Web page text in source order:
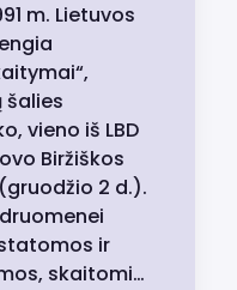
m. Lietuvos
šalies
vieno iš LBD
Biržiškos
2 d.).
ir
skaitomi…